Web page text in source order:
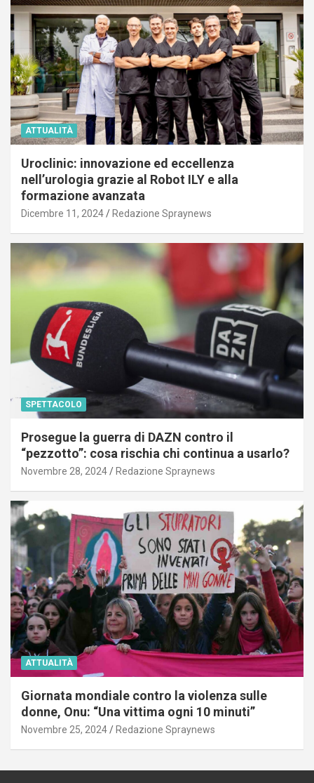
ATTUALITÀ
Uroclinic: innovazione ed eccellenza
nell’urologia grazie al Robot ILY e alla
formazione avanzata
Dicembre 11, 2024 Redazione Spraynews
SPETTACOLO
Prosegue la guerra di DAZN contro il
“pezzotto”: cosa rischia chi continua a usarlo?
Novembre 28, 2024 Redazione Spraynews
ATTUALITÀ
Giornata mondiale contro la violenza sulle
donne, Onu: “Una vittima ogni 10 minuti”
Novembre 25, 2024 Redazione Spraynews